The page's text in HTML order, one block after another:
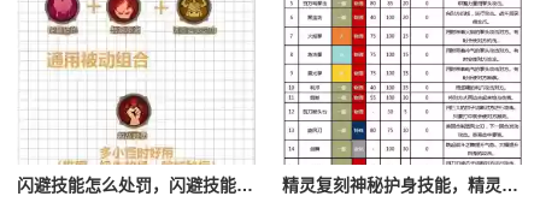
闪避技能怎么处罚，闪避技能怎么处罚队友 精灵复刻神秘护身技能，精灵复刻攻略